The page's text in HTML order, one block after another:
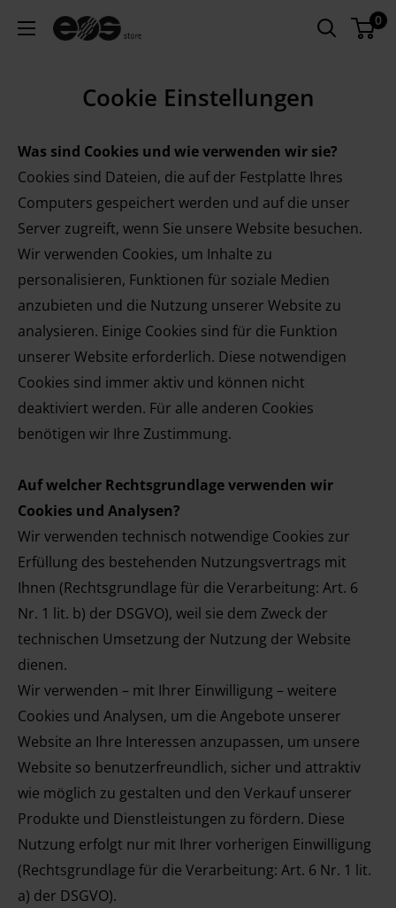
Inhalt
EU
Store
0
Cookie Einstellungen
Was sind Cookies und wie verwenden wir sie?
Cookies sind Dateien, die auf der Festplatte Ihres
Computers gespeichert werden und auf die unser
Server zugreift, wenn Sie unsere Website besuchen.
Wir verwenden Cookies, um Inhalte zu
personalisieren, Funktionen für soziale Medien
anzubieten und die Nutzung unserer Website zu
analysieren. Einige Cookies sind für die Funktion
unserer Website erforderlich. Diese notwendigen
Cookies sind immer aktiv und können nicht
deaktiviert werden. Für alle anderen Cookies
benötigen wir Ihre Zustimmung.
Auf welcher Rechtsgrundlage verwenden wir
Cookies und Analysen?
Wir verwenden technisch notwendige Cookies zur
Erfüllung des bestehenden Nutzungsvertrags mit
Ihnen (Rechtsgrundlage für die Verarbeitung: Art. 6
Nr. 1 lit. b) der DSGVO), weil sie dem Zweck der
technischen Umsetzung der Nutzung der Website
dienen.
Wir verwenden – mit Ihrer Einwilligung – weitere
Cookies und Analysen, um die Angebote unserer
Website an Ihre Interessen anzupassen, um unsere
Website so benutzerfreundlich, sicher und attraktiv
wie möglich zu gestalten und den Verkauf unserer
Produkte und Dienstleistungen zu fördern. Diese
Nutzung erfolgt nur mit Ihrer vorherigen Einwilligung
(Rechtsgrundlage für die Verarbeitung: Art. 6 Nr. 1 lit.
a) der DSGVO).